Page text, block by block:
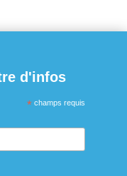
d'infos
* champs requis